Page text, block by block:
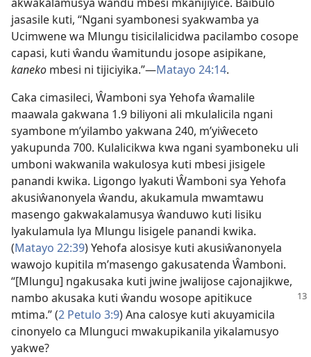
akwakalamusya ŵandu mbesi mkanijiyice. Baibulo
jasasile kuti, “Ngani syambonesi syakwamba ya
Ucimwene wa Mlungu tisicilalicidwa pacilambo cosope
capasi, kuti ŵandu ŵamitundu josope asipikane,
kaneko mbesi ni tijiciyika.”—Matayo 24:14.
Caka cimasileci, Ŵamboni sya Yehofa ŵamalile
maawala gakwana 1.9 biliyoni ali mkulalicila ngani
syambone m’yilambo yakwana 240, m’yiŵeceto
yakupunda 700. Kulalicikwa kwa ngani syamboneku uli
umboni wakwanila wakulosya kuti mbesi jisigele
panandi kwika. Ligongo lyakuti Ŵamboni sya Yehofa
akusiŵanonyela ŵandu, akukamula mwamtawu
masengo gakwakalamusya ŵanduwo kuti lisiku
lyakulamula lya Mlungu lisigele panandi kwika.
(Matayo 22:39) Yehofa alosisye kuti akusiŵanonyela
wawojo kupitila m’masengo gakusatenda Ŵamboni.
“[Mlungu] ngakusaka kuti jwine jwalijose cajonajikwe,
nambo akusaka kuti ŵandu wosope apitikuce
mtima.” (2 Petulo 3:9) Ana calosye kuti akuyamicila
cinonyelo ca Mlunguci mwakupikanila yikalamusyo
yakwe?